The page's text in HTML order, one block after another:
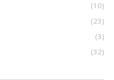
(10)
(23)
(3)
(32)